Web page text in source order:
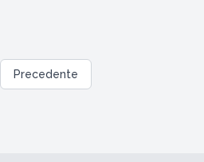
Precedente